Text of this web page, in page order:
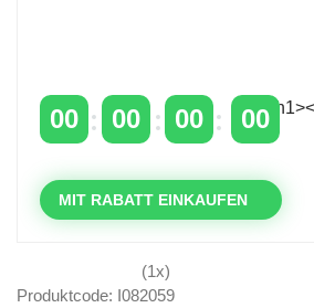
00 00 00 00
MIT RABATT EINKAUFEN
(1x)
Produktcode: I082059